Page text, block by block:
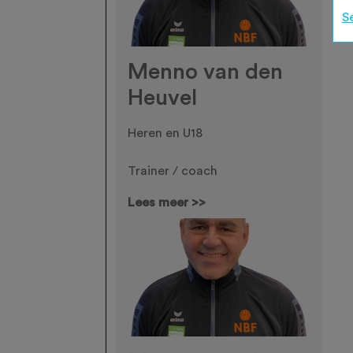
Menno van den
Heuvel
Heren en U18
Trainer / coach
Lees meer >>